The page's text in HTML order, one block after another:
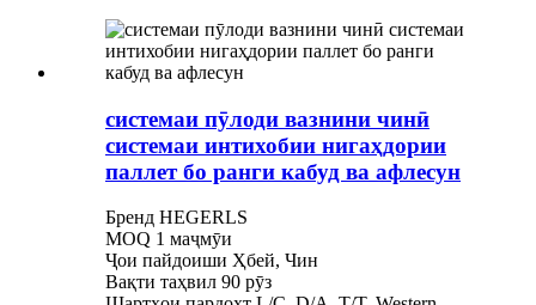
системаи пӯлоди вазнини чинӣ
системаи интихобии нигаҳдории
паллет бо ранги кабуд ва афлесун
Бренд HEGERLS
MOQ 1 маҷмӯи
Ҷои пайдоиши Ҳбей, Чин
Вақти таҳвил 90 рӯз